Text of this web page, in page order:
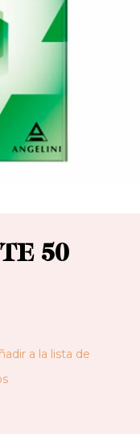
50
a la lista de